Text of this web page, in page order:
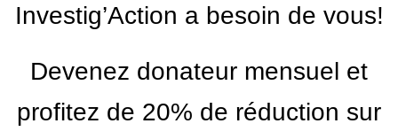
Investig’Action a besoin de vous!
Devenez donateur mensuel et
profitez de 20% de réduction sur